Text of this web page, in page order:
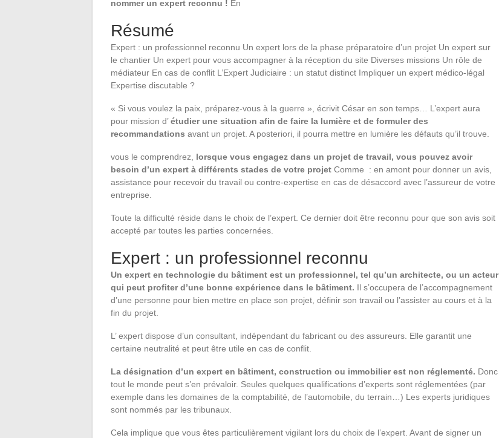
nommer un expert reconnu ! En
Résumé
Expert : un professionnel reconnu Un expert lors de la phase préparatoire d’un projet Un expert sur
le chantier Un expert pour vous accompagner à la réception du site Diverses missions Un rôle de
médiateur En cas de conflit L’Expert Judiciaire : un statut distinct Impliquer un expert médico-légal
Expertise discutable ?
« Si vous voulez la paix, préparez-vous à la guerre », écrivit César en son temps… L’expert aura
pour mission d’étudier une situation afin de faire la lumière et de formuler des
recommandations avant un projet. A posteriori, il pourra mettre en lumière les défauts qu’il trouve.
vous le comprendrez, lorsque vous engagez dans un projet de travail, vous pouvez avoir
besoin d’un expert à différents stades de votre projet Comme : en amont pour donner un avis,
assistance pour recevoir du travail ou contre-expertise en cas de désaccord avec l’assureur de votre
entreprise.
Toute la difficulté réside dans le choix de l’expert. Ce dernier doit être reconnu pour que son avis soit
accepté par toutes les parties concernées.
Expert : un professionnel reconnu
Un expert en technologie du bâtiment est un professionnel, tel qu’un architecte, ou un acteur
qui peut profiter d’une bonne expérience dans le bâtiment. Il s’occupera de l’accompagnement
d’une personne pour bien mettre en place son projet, définir son travail ou l’assister au cours et à la
fin du projet.
L’ expert dispose d’un consultant, indépendant du fabricant ou des assureurs. Elle garantit une
certaine neutralité et peut être utile en cas de conflit.
La désignation d’un expert en bâtiment, construction ou immobilier est non réglementé. Donc
tout le monde peut s’en prévaloir. Seules quelques qualifications d’experts sont réglementées (par
exemple dans les domaines de la comptabilité, de l’automobile, du terrain…) Les experts juridiques
sont nommés par les tribunaux.
Cela implique que vous êtes particulièrement vigilant lors du choix de l’expert. Avant de signer un